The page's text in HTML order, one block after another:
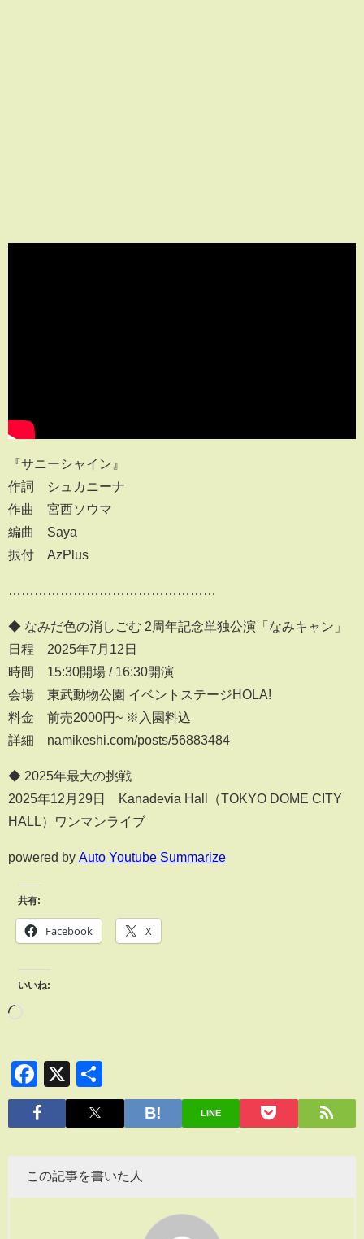
『サニーシャイン』
作詞 シュカニーナ
作曲 宮西ソウマ
編曲 Saya
振付 AzPlus
◆ なみだ色の消しごむ 2周年記念単独公演「なみキャン」
日程 2025年7月12日
時間 15:30開場 / 16:30開演
会場 東武動物公園 イベントステージHOLA!
料金 前売2000円~ ※入園料込
詳細 namikeshi.com/posts/56883484
◆ 2025年最大の挑戦
2025年12月29日 Kanadevia Hall（TOKYO DOME CITY
HALL）ワンマンライブ
powered by Auto Youtube Summarize
共有:
Facebook X
いいね:
Facebook
X
有
LINE
この記事を書いた人